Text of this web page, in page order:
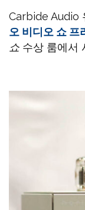
Carbide Audio
오 비디오 쇼 프
쇼 수상 룸에서